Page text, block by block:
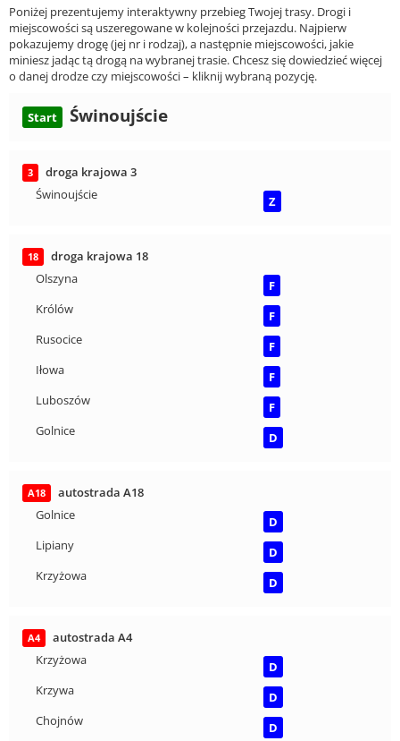
Poniżej prezentujemy interaktywny przebieg Twojej trasy. Drogi i
miejscowości są uszeregowane w kolejności przejazdu. Najpierw
pokazujemy drogę (jej nr i rodzaj), a następnie miejscowości, jakie
miniesz jadąc tą drogą na wybranej trasie. Chcesz się dowiedzieć więcej
o danej drodze czy miejscowości – kliknij wybraną pozycję.
Start Świnoujście
3
droga krajowa 3
Świnoujście
Z
18
droga krajowa 18
Olszyna
F
Królów
F
Rusocice
F
Iłowa
F
Luboszów
F
Golnice
D
A18
autostrada A18
Golnice
D
Lipiany
D
Krzyżowa
D
A4
autostrada A4
Krzyżowa
D
Krzywa
D
Chojnów
D